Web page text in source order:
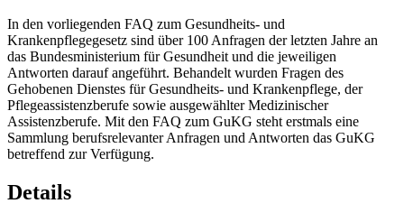
In den vorliegenden FAQ zum Gesundheits- und
Krankenpflegegesetz sind über 100 Anfragen der letzten Jahre an
das Bundesministerium für Gesundheit und die jeweiligen
Antworten darauf angeführt. Behandelt wurden Fragen des
Gehobenen Dienstes für Gesundheits- und Krankenpflege, der
Pflegeassistenzberufe sowie ausgewählter Medizinischer
Assistenzberufe. Mit den FAQ zum GuKG steht erstmals eine
Sammlung berufsrelevanter Anfragen und Antworten das GuKG
betreffend zur Verfügung.
Details